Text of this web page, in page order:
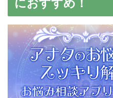
におすすめ！